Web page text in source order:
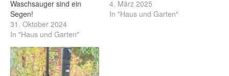
Waschsauger sind ein
Segen!
31. Oktober 2024
In "Haus und Garten"
4. März 2025
In "Haus und Garten"